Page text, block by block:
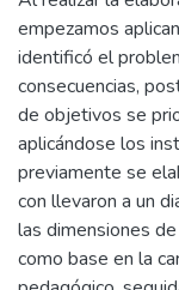
empezamos
identificó el
consecuencias,
de objetivos se
aplicándose los
previamente se
con llevaron a un
las dimensiones
como base en la